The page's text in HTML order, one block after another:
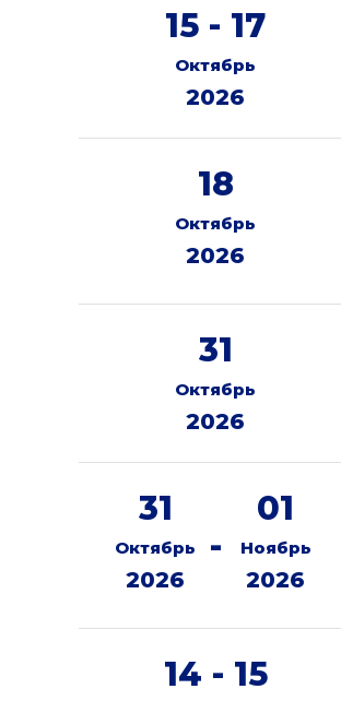
15 - 17
Октябрь
2026
18
Октябрь
2026
31
Октябрь
2026
31
Октябрь
2026
-
01
Ноябрь
2026
14 - 15